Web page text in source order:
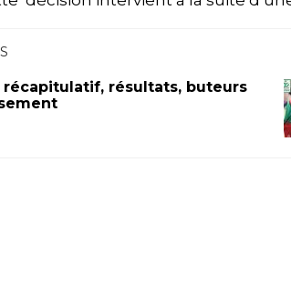
récapitulatif, résultats, buteurs